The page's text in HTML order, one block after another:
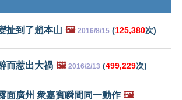
扯到了趙本山 🖼️ 2016/8/15 (125,380次)
而惹出大禍 🖼️ 2016/2/13 (499,229次)
面廣州 衆嘉賓瞬間同一動作 🖼️